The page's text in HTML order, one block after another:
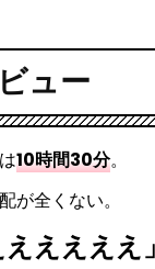
ュー
10時間30分。
が全くない。
ええええ